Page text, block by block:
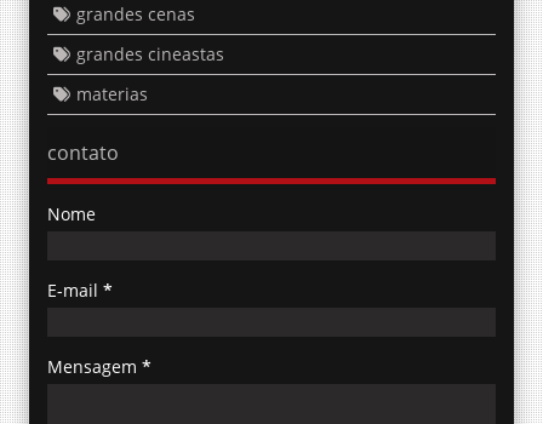
grandes cenas
grandes cineastas
materias
contato
Nome
E-mail *
Mensagem *